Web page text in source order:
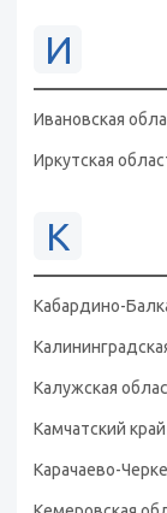
И
Ивановская
Иркутская
К
Кабардино-
Калужская
Камчатский
Карачаево-